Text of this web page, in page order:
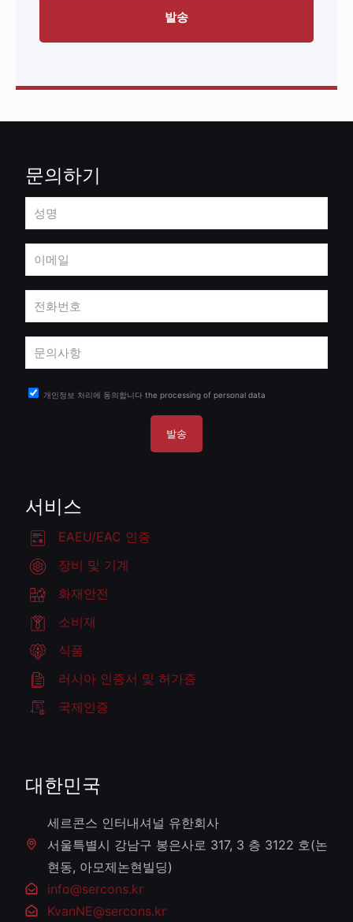
문의하기
개인정보 처리에 동의합니다 the processing of personal data
서비스
EAEU/EAC 인증
장비 및 기계
화재안전
소비재
식품
러시아 인증서 및 허가증
국제인증
대한민국
세르콘스 인터내셔널 유한회사
서울특별시 강남구 봉은사로 317, 3 층 3122 호(논
현동, 아모제논현빌딩)
info@sercons.kr
KvanNE@sercons.kr